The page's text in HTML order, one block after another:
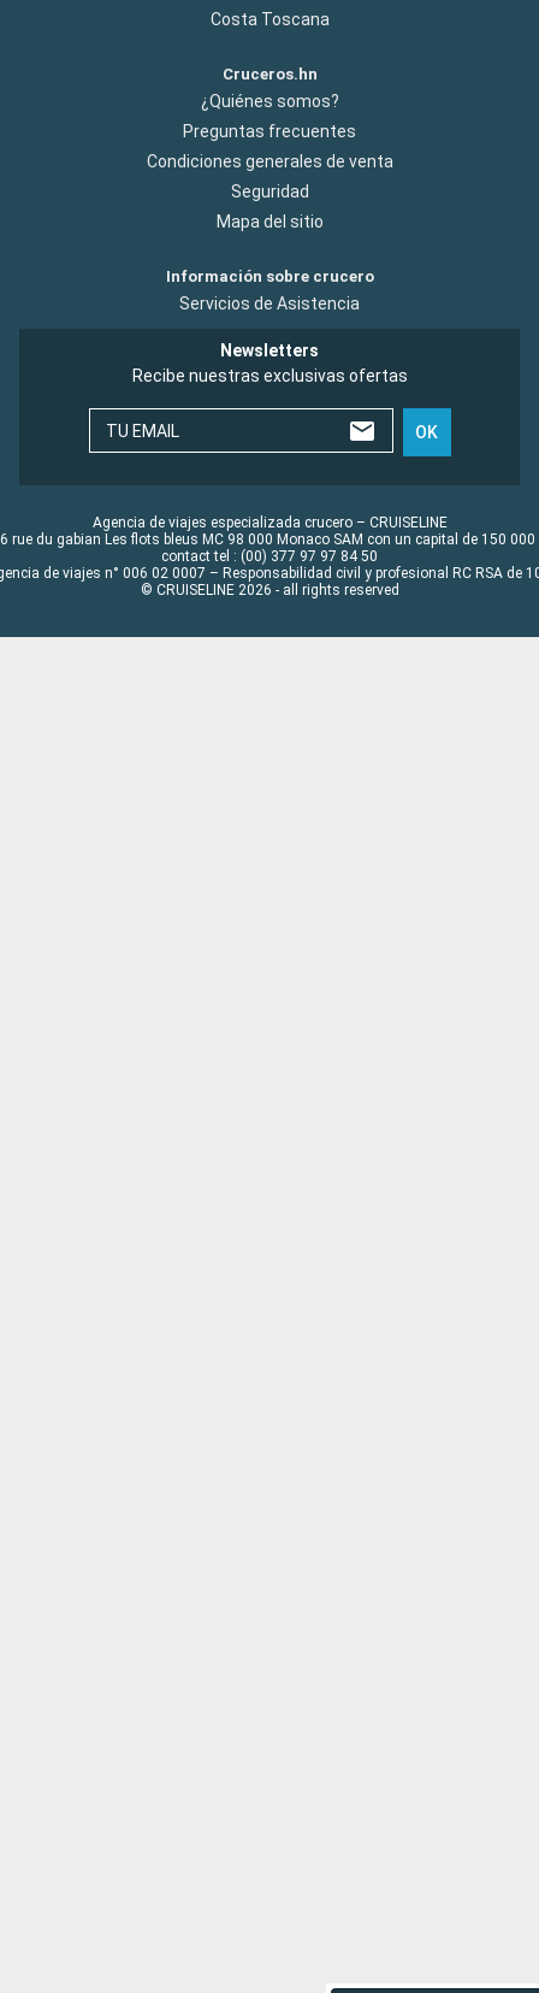
Costa Toscana
Cruceros.hn
¿Quiénes somos?
Preguntas frecuentes
Condiciones generales de venta
Seguridad
Mapa del sitio
Información sobre crucero
Servicios de Asistencia
Newsletters
Recibe nuestras exclusivas ofertas
TU EMAIL OK
Agencia de viajes especializada crucero – CRUISELINE
rue du gabian Les flots bleus MC 98 000 Monaco SAM con un capital de 150 000
contact tel : (00) 377 97 97 84 50
de viajes n° 006 02 0007 – Responsabilidad civil y profesional RC RSA de
© CRUISELINE 2026 - all rights reserved